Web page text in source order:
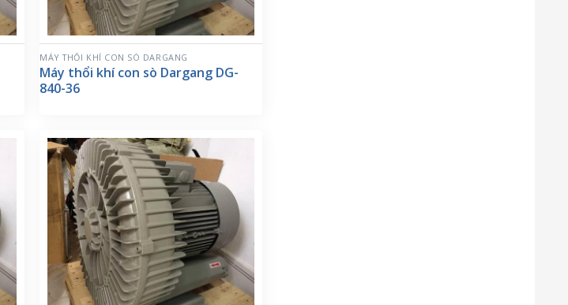
MÁY THỔI KHÍ CON SÒ DARGANG
Máy thổi khí con sò Dargang DG-
840-36